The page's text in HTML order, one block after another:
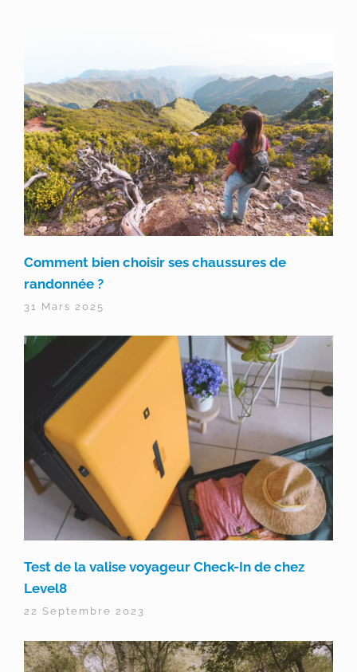
Comment bien choisir ses chaussures de
randonnée ?
31 Mars 2025
Test de la valise voyageur Check-In de chez
Level8
22 Septembre 2023